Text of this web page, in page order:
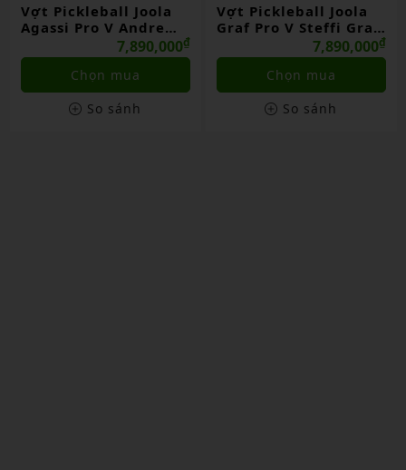
Vợt Pickleball Joola
Agassi Pro V Andre
Agassi Royal Blue
7,890,000₫
Chọn mua
So sánh
Vợt Pickleball Joola
Graf Pro V Steffi Graf
Seaside Green7,890,000₫
Chọn mua
So sánh